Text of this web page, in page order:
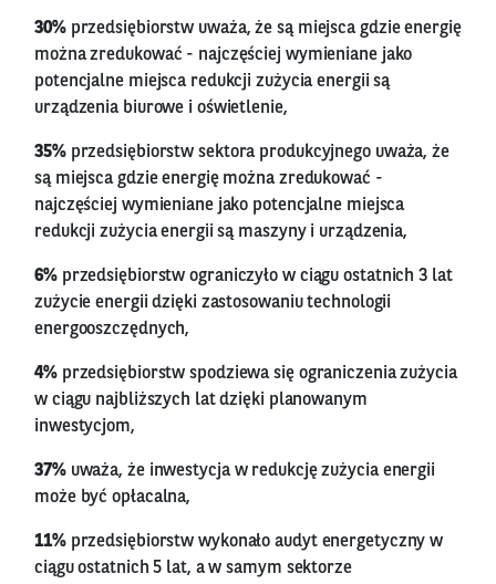
30%przedsiębiorstw uważa, że są miejsca gdzie energię
można zredukować - najczęściej wymieniane jako
potencjalne miejsca redukcji zużycia energii są
urządzenia biurowe i oświetlenie,
35%przedsiębiorstw sektora produkcyjnego uważa, że
są miejsca gdzie energię można zredukować -
najczęściej wymieniane jako potencjalne miejsca
redukcji zużycia energii są maszyny i urządzenia,
6%przedsiębiorstw ograniczyło w ciągu ostatnich 3 lat
zużycie energii dzięki zastosowaniu technologii
energooszczędnych,
4% przedsiębiorstw spodziewa się ograniczenia zużycia
w ciągu najbliższych lat dzięki planowanym
inwestycjom,
37%uważa, że inwestycja w redukcję zużycia energii
może być opłacalna,
11%przedsiębiorstw wykonało audyt energetyczny w
ciągu ostatnich 5 lat, a w samym sektorze